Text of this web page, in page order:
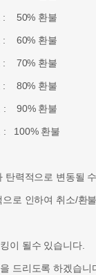
: 50% 환불
: 60% 환불
: 70% 환불
: 80% 환불
: 90% 환불
: 100% 환불
력적으로 변동될
로 인하여 취소/환
이 될수 있습니다.
드리도록 하겠습니